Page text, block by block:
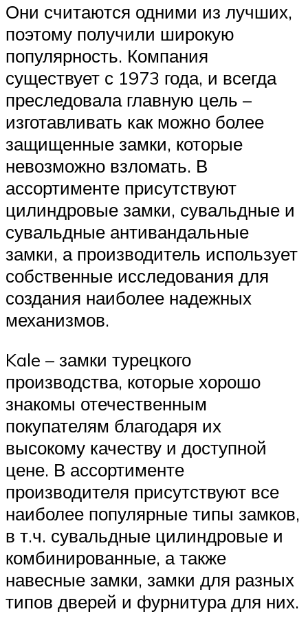
Они считаются одними из лучших,
поэтому получили широкую
популярность. Компания
существует с 1973 года, и всегда
преследовала главную цель –
изготавливать как можно более
защищенные замки, которые
невозможно взломать. В
ассортименте присутствуют
цилиндровые замки, сувальдные и
сувальдные антивандальные
замки, а производитель использует
собственные исследования для
создания наиболее надежных
механизмов.
Kale – замки турецкого
производства, которые хорошо
знакомы отечественным
покупателям благодаря их
высокому качеству и доступной
цене. В ассортименте
производителя присутствуют все
наиболее популярные типы замков,
в т.ч. сувальдные цилиндровые и
комбинированные, а также
навесные замки, замки для разных
типов дверей и фурнитура для них.